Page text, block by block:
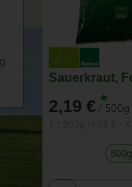
2,19 € *
/ 500g
500g